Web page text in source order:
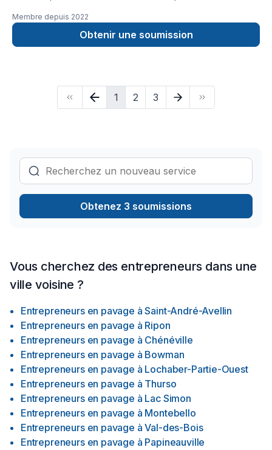
Émondage, Entretien commercial, Entretien ménager,
Entretien paysager, Excavation, Horticulture, Irrigation, Muret,
Pavage, Pavé uni, Paysagement, Piscine, Tourbe, Transport
conseils sur mesure et un service clé en main irréprochable.
Confiez votre projet à une équipe qui a à cœur votre
satisfaction.
Membre depuis 2022
Obtenir une soumission
1 2 3
Obtenez 3 soumissions
Vous cherchez des entrepreneurs dans une
ville voisine ?
Entrepreneurs en pavage à Saint-André-Avellin
Entrepreneurs en pavage à Ripon
Entrepreneurs en pavage à Chénéville
Entrepreneurs en pavage à Bowman
Entrepreneurs en pavage à Lochaber-Partie-Ouest
Entrepreneurs en pavage à Thurso
Entrepreneurs en pavage à Lac Simon
Entrepreneurs en pavage à Montebello
Entrepreneurs en pavage à Val-des-Bois
Entrepreneurs en pavage à Papineauville